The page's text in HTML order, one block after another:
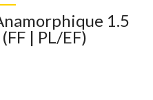
1.5
| PL/EF)